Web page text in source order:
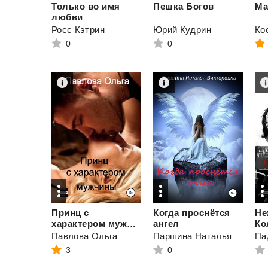
Только во имя
любви
Росс Кэтрин
0
Пешка Богов
Юрий Кудрин
0
Принц с
характером мужчины
Павлова Ольга
3
Когда проснётся
ангел
Паршина Наталья
0